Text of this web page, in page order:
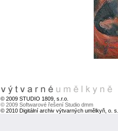
© 2009 STUDIO 1809, s.r.o.
© 2009 Softwarové řešení Studio dmm
© 2010 Digitální archiv výtvarných umělkyň, o. s.